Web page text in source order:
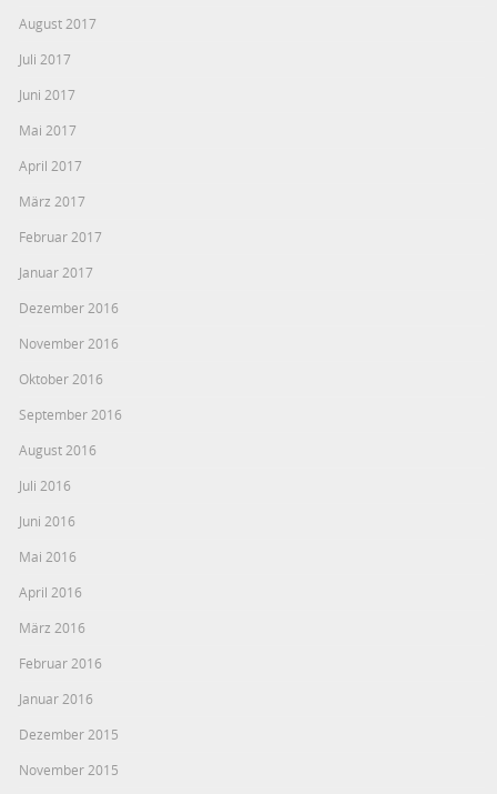
August 2017
Juli 2017
Juni 2017
Mai 2017
April 2017
März 2017
Februar 2017
Januar 2017
Dezember 2016
November 2016
Oktober 2016
September 2016
August 2016
Juli 2016
Juni 2016
Mai 2016
April 2016
März 2016
Februar 2016
Januar 2016
Dezember 2015
November 2015